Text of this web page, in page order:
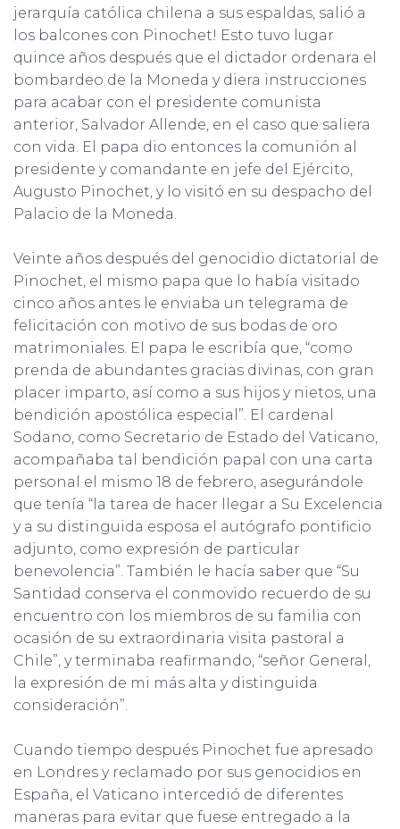
jerarquía católica chilena a sus espaldas, salió a
los balcones con Pinochet! Esto tuvo lugar
quince años después que el dictador ordenara el
bombardeo de la Moneda y diera instrucciones
para acabar con el presidente comunista
anterior, Salvador Allende, en el caso que saliera
con vida. El papa dio entonces la comunión al
presidente y comandante en jefe del Ejército,
Augusto Pinochet, y lo visitó en su despacho del
Palacio de la Moneda.
Veinte años después del genocidio dictatorial de
Pinochet, el mismo papa que lo había visitado
cinco años antes le enviaba un telegrama de
felicitación con motivo de sus bodas de oro
matrimoniales. El papa le escribía que, “como
prenda de abundantes gracias divinas, con gran
placer imparto, así como a sus hijos y nietos, una
bendición apostólica especial”. El cardenal
Sodano, como Secretario de Estado del Vaticano,
acompañaba tal bendición papal con una carta
personal el mismo 18 de febrero, asegurándole
que tenía “la tarea de hacer llegar a Su Excelencia
y a su distinguida esposa el autógrafo pontificio
adjunto, como expresión de particular
benevolencia”. También le hacía saber que “Su
Santidad conserva el conmovido recuerdo de su
encuentro con los miembros de su familia con
ocasión de su extraordinaria visita pastoral a
Chile”, y terminaba reafirmando, “señor General,
la expresión de mi más alta y distinguida
consideración”.
Cuando tiempo después Pinochet fue apresado
en Londres y reclamado por sus genocidios en
España, el Vaticano intercedió de diferentes
maneras para evitar que fuese entregado a la